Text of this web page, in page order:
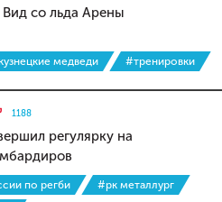
со льда Арены
медведи #тренировки
1188
регулярку на
по регби
#рк металлург